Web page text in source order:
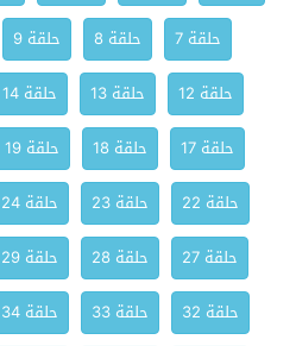
حلقة 7
حلقة 8 حلقة 9
حلقة 12
حلقة 13 حلقة 14
حلقة 17
حلقة 18 حلقة 19
حلقة 22
حلقة 23 حلقة 24
حلقة 27
حلقة 28 حلقة 29
حلقة 32
حلقة 33 حلقة 34